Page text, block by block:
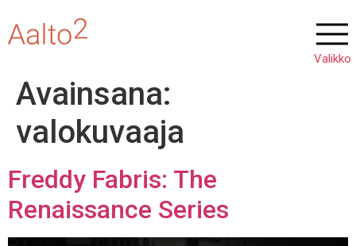
Avainsana:
valokuvaaja
Freddy Fabris: The
Renaissance Series